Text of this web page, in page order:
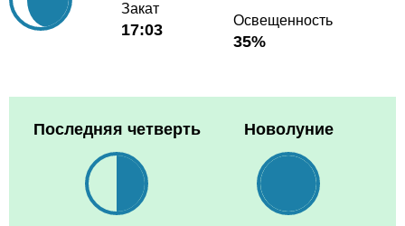
Закат
17:03
Освещенность
35%
Последняя четверть Новолуние